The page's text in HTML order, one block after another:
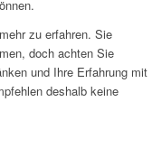
zu erfahren. Sie
doch achten Sie
und Ihre Erfahrung mit
deshalb keine